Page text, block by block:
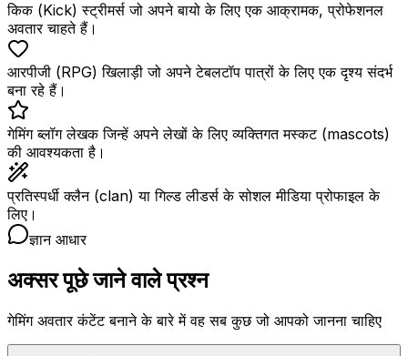
किक (Kick) स्ट्रीमर्स जो अपने बायो के लिए एक आक्रामक, प्रोफेशनल
अवतार चाहते हैं।
आरपीजी (RPG) खिलाड़ी जो अपने टेबलटॉप पात्रों के लिए एक दृश्य संदर्भ
बना रहे हैं।
गेमिंग ब्लॉग लेखक जिन्हें अपने लेखों के लिए व्यक्तिगत मस्कट (mascots)
की आवश्यकता है।
प्रतिस्पर्धी क्लैन (clan) या गिल्ड लीडर्स के सोशल मीडिया प्रोफाइल के
लिए।
ज्ञान आधार
अक्सर पूछे जाने वाले प्रश्न
गेमिंग अवतार कंटेंट बनाने के बारे में वह सब कुछ जो आपको जानना चाहिए